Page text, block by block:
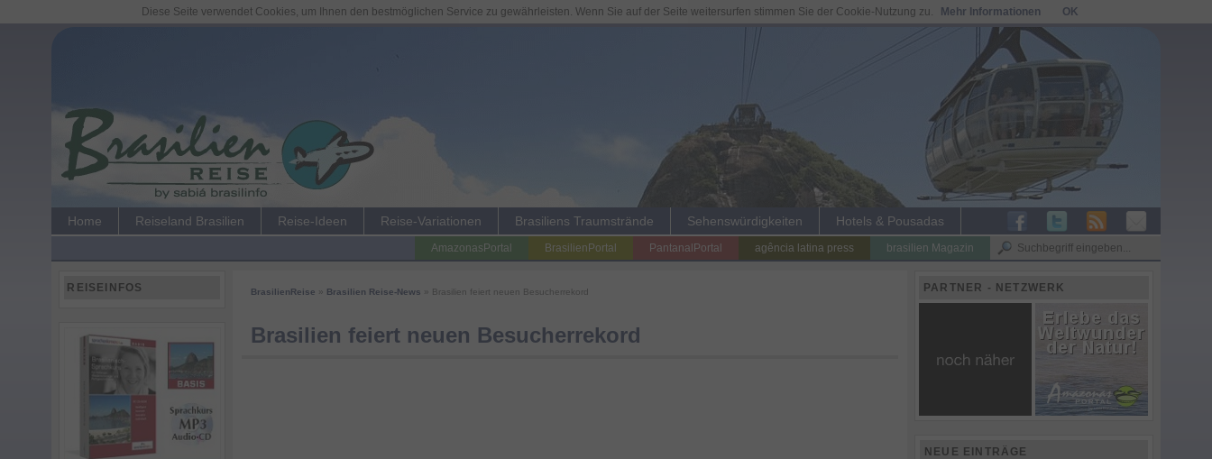
Home Reiseland Brasilien Reise-Ideen Reise-Variationen Brasiliens Traumstrände Sehenswürdigkeiten Hotels & Pousadas
brasilien Magazin
agência latina press
PantanalPortal
BrasilienPortal
AmazonasPortal
BrasilienReise Brasilien Reise-News » Brasilien feiert neuen Besucherrekord
Brasilien feiert neuen Besucherrekord
REISEINFOS PARTNER - NETZWERK
NEUE EINTRÄGE
Diese Seite verwendet Cookies, um Ihnen den bestmöglichen Service zu gewährleisten. Wenn Sie auf der Seite weitersurfen stimmen Sie der Cookie-Nutzung zu. Mehr Informationen OK